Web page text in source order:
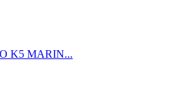
K5 MARIN...